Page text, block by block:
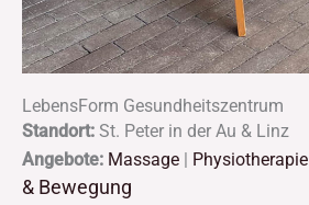
LebensForm Gesundheitszentrum
Standort: St. Peter in der Au & Linz
Angebote: Massage | Physiotherapie
& Bewegung